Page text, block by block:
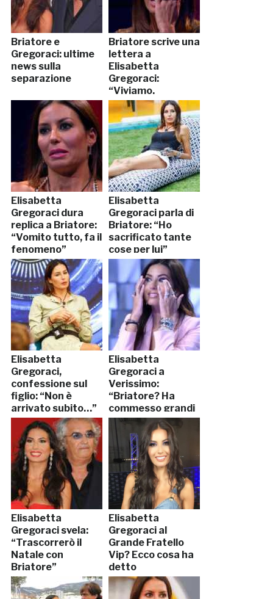
Briatore e
Gregoraci: ultime
news sulla
separazione
Briatore scrive una
lettera a
Elisabetta
Gregoraci:
“Viviamo,
rispettandoci”
Elisabetta
Gregoraci dura
replica a Briatore:
“Vomito tutto, fa il
fenomeno”
Elisabetta
Gregoraci parla di
Briatore: “Ho
sacrificato tante
cose per lui”
Elisabetta
Gregoraci,
confessione sul
figlio: “Non è
arrivato subito…”
Elisabetta
Gregoraci a
Verissimo:
“Briatore? Ha
commesso grandi
errori”
Elisabetta
Gregoraci svela:
“Trascorrerò il
Natale con
Briatore”
Elisabetta
Gregoraci al
Grande Fratello
Vip? Ecco cosa ha
detto